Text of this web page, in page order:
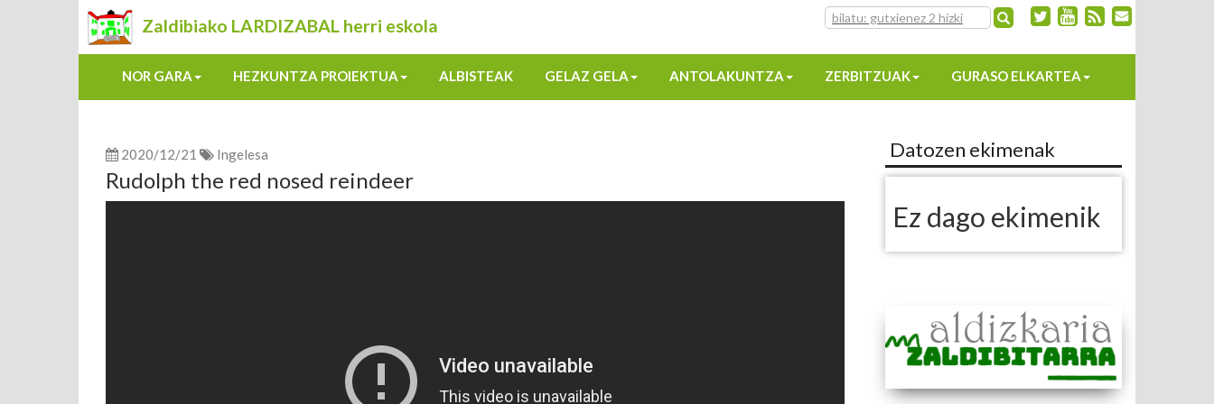
Zaldibiako LARDIZABAL herri eskola
NOR GARA HEZKUNTZA PROIEKTUA ALBISTEAK GELAZ GELA ANTOLAKUNTZA ZERBITZUAK GURASO ELKARTEA
2020/12/21 Ingelesa
Rudolph the red nosed reindeer
Datozen ekimenak
Ez dago ekimenik